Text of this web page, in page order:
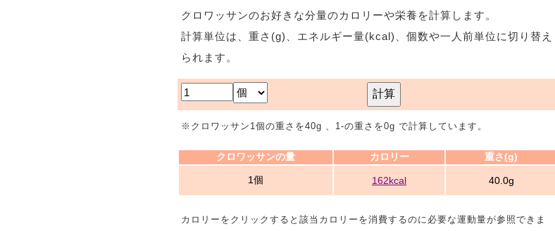
クロワッサンのお好きな分量のカロリーや栄養を計算します。
計算単位は、重さ(g)、エネルギー量(kcal)、個数や一人前単位に切り替え
られます。
計算
※クロワッサン1個の重さを40g 、1-の重さを0g で計算しています。
クロワッサンの量 カロリー 重さ(g)
1個 162kcal 40.0g
カロリーをクリックすると該当カロリーを消費するのに必要な運動量が参照できま